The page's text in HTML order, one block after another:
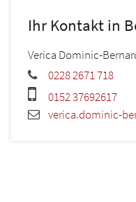
Ihr Kontakt in
Verica Dominic-
0228 2671 718
0152 37692617
verica.dominic-